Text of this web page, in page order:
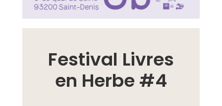
Festival Livres
en Herbe #4